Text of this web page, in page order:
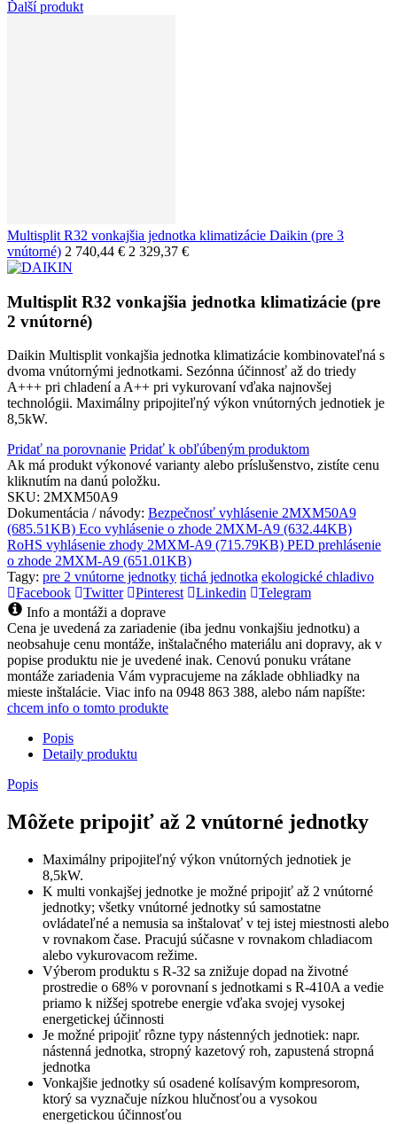
Ďalší produkt
Multisplit R32 vonkajšia jednotka klimatizácie Daikin (pre 3
vnútorné) 2 740,44 € 2 329,37 €
Multisplit R32 vonkajšia jednotka klimatizácie (pre
2 vnútorné)
Daikin Multisplit vonkajšia jednotka klimatizácie kombinovateľná s
dvoma vnútornými jednotkami. Sezónna účinnosť až do triedy
A+++ pri chladení a A++ pri vykurovaní vďaka najnovšej
technológii. Maximálny pripojiteľný výkon vnútorných jednotiek je
8,5kW.
Pridať na porovnanie Pridať k obľúbeným produktom
Ak má produkt výkonové varianty alebo príslušenstvo, zistíte cenu
kliknutím na danú položku.
SKU: 2MXM50A9
Dokumentácia / návody: Bezpečnosť vyhlásenie 2MXM50A9
(685.51KB) Eco vyhlásenie o zhode 2MXM-A9 (632.44KB)
RoHS vyhlásenie zhody 2MXM-A9 (715.79KB) PED prehlásenie
o zhode 2MXM-A9 (651.01KB)
Tagy: pre 2 vnútorne jednotky tichá jednotka ekologické chladivo
Facebook
Twitter Pinterest Linkedin
Telegram
Info a montáži a doprave
Cena je uvedená za zariadenie (iba jednu vonkajšiu jednotku) a
neobsahuje cenu montáže, inštalačného materiálu ani dopravy, ak v
popise produktu nie je uvedené inak. Cenovú ponuku vrátane
montáže zariadenia Vám vypracujeme na základe obhliadky na
mieste inštalácie. Viac info na 0948 863 388, alebo nám napíšte:
chcem info o tomto produkte
Popis
Detaily produktu
Popis
Môžete pripojiť až 2 vnútorné jednotky
Maximálny pripojiteľný výkon vnútorných jednotiek je
8,5kW.
K multi vonkajšej jednotke je možné pripojiť až 2 vnútorné
jednotky; všetky vnútorné jednotky sú samostatne
ovládateľné a nemusia sa inštalovať v tej istej miestnosti alebo
v rovnakom čase. Pracujú súčasne v rovnakom chladiacom
alebo vykurovacom režime.
Výberom produktu s R-32 sa znižuje dopad na životné
prostredie o 68% v porovnaní s jednotkami s R-410A a vedie
priamo k nižšej spotrebe energie vďaka svojej vysokej
energetickej účinnosti
Je možné pripojiť rôzne typy nástenných jednotiek: napr.
nástenná jednotka, stropný kazetový roh, zapustená stropná
jednotka
Vonkajšie jednotky sú osadené kolísavým kompresorom,
ktorý sa vyznačuje nízkou hlučnosťou a vysokou
energetickou účinnosťou